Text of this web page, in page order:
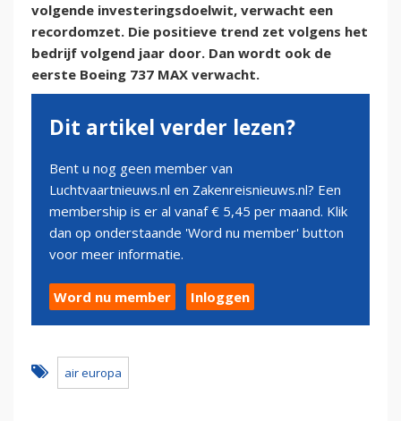
volgende investeringsdoelwit, verwacht een
recordomzet. Die positieve trend zet volgens het
bedrijf volgend jaar door. Dan wordt ook de
eerste Boeing 737 MAX verwacht.
Dit artikel verder lezen?
Bent u nog geen member van
Luchtvaartnieuws.nl en Zakenreisnieuws.nl? Een
membership is er al vanaf € 5,45 per maand. Klik
dan op onderstaande 'Word nu member' button
voor meer informatie.
Word nu member Inloggen
air europa